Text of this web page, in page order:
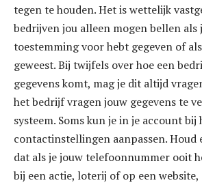
tegen te houden. Het is wettelijk
bedrijven jou alleen mogen bellen als
toestemming voor hebt gegeven of
geweest. Bij twijfels over hoe een
gegevens komt, mag je dit altijd
het bedrijf vragen jouw gegevens te
systeem. Soms kun je in je account
contactinstellingen aanpassen. Houd
dat als je jouw telefoonnummer ooit
bij een actie, loterij of op een